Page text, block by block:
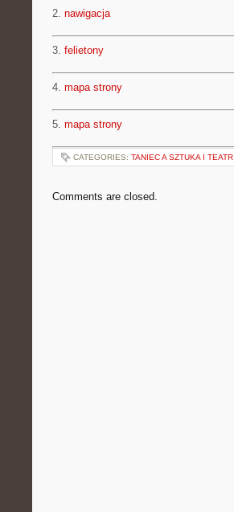
2. nawigacja
3. felietony
4. mapa strony
5. mapa strony
CATEGORIES: TANIEC A SZTUKA I TEATR
Comments are closed.